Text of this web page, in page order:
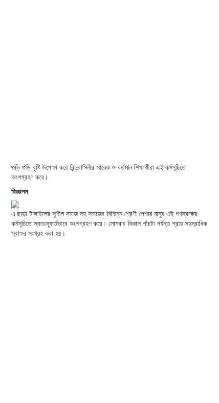
গুড়ি গুড়ি বৃষ্টি উপেক্ষা করে বিন্দুবাসিনীর সাবেক ও বর্তমান শিক্ষার্থীরা এই কর্মসূচিতে
অংশগ্রহণ করে।
বিজ্ঞাপন
এ ছাড়া টাঙ্গাইলের সুশীল সমাজ সহ সমাজের বিভিন্ন শ্রেণী পেশার মানুষ এই গণস্বাক্ষর
কর্মসূচিতে স্বতঃস্ফূর্তভাবে অংশগ্রহণ করে। সোমবার বিকাল পাঁচটা পর্যন্ত প্রায় সহস্রাধিক
স্বাক্ষর সংগ্রহ করা হয়।